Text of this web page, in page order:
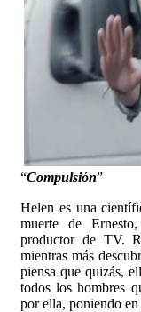
“Compulsión”
Helen es una
muerte de
productor de TV.
mientras más
piensa que quizás,
todos los hombres
por ella, poniendo